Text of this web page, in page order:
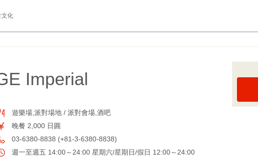
文化
Imperial
遊樂場,派對場地 / 派對會場,酒吧
晚餐 2,000 日圓
03-6380-8838 (+81-3-6380-8838)
週一至週五 14:00～24:00 星期六/星期日/假日 12:00～24:00